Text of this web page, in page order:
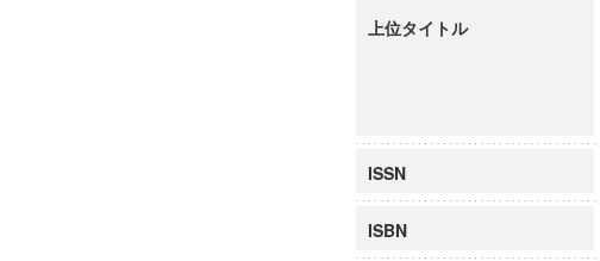
上位タイトル
ISSN
ISBN